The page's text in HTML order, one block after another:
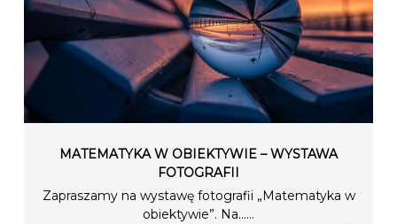
MATEMATYKA W OBIEKTYWIE – WYSTAWA
FOTOGRAFII
Zapraszamy na wystawę fotografii „Matematyka w
obiektywie”. Na…...